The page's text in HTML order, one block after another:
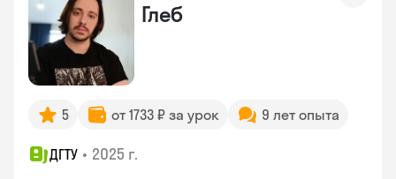
Глеб
5 от 1733 ₽ за урок 9 лет опыта
ДГТУ • 2025 г.